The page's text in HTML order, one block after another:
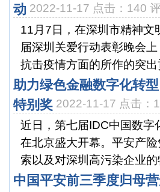
动 2022-11-17 点击：140
11月7日，在深圳市精神文
届深圳关爱行动表彰晚会
抗击疫情方面的所作的突
助力绿色金融数字化转
特别奖 2022-11-17 点击：
近日，第七届IDC中国数字
在北京盛大开幕。平安产
索以及对深圳高污染企业
中国平安前三季度归母